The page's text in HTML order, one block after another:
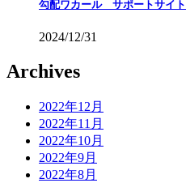
勾配ワカール サポートサイト
2024/12/31
Archives
2022年12月
2022年11月
2022年10月
2022年9月
2022年8月